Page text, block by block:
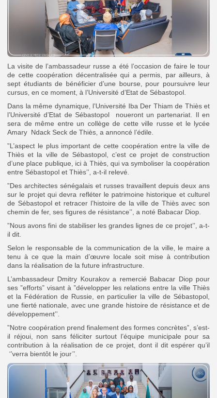
La visite de l’ambassadeur russe a été l’occasion de faire le tour
de cette coopération décentralisée qui a permis, par ailleurs, à
sept étudiants de bénéficier d’une bourse, pour poursuivre leur
cursus, en ce moment, à l’Université d’Etat de Sébastopol.
Dans la même dynamique, l’Université Iba Der Thiam de Thiès et
l’Université d’Etat de Sébastopol noueront un partenariat. Il en
sera de même entre un collège de cette ville russe et le lycée
Amary Ndack Seck de Thiès, a annoncé l’édile.
”L’aspect le plus important de cette coopération entre la ville de
Thiès et la ville de Sébastopol, c’est ce projet de construction
d’une place publique, ici à Thiès, qui va symboliser la coopération
entre Sébastopol et Thiès’’, a-t-il relevé.
”Des architectes sénégalais et russes travaillent depuis deux ans
sur le projet qui devra refléter le patrimoine historique et culturel
de Sébastopol et retracer l’histoire de la ville de Thiès avec son
chemin de fer, ses figures de résistance’’, a noté Babacar Diop.
”Nous avons fini de stabiliser les grandes lignes de ce projet’’, a-t-
il dit.
Selon le responsable de la communication de la ville, le maire a
tenu à ce que la main d’œuvre locale soit mise à contribution
dans la réalisation de la future infrastructure.
L’ambassadeur Dmitry Kourakov a remercié Babacar Diop pour
ses ”efforts” visant à ”développer les relations entre la ville Thiès
et la Fédération de Russie, en particulier la ville de Sébastopol,
une fierté nationale, avec une grande histoire de résistance et de
développement’’.
”Notre coopération prend finalement des formes concrètes”, s’est-
il réjoui, non sans féliciter surtout l’équipe municipale pour sa
contribution à la réalisation de ce projet, dont il dit espérer qu’il
‘’verra bientôt le jour’’.